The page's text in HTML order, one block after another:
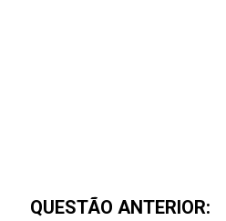
QUESTÃO ANTERIOR: